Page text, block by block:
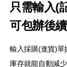
只需輸入(
可包辦後
輸入採購(進貨)單
庫存就能自動減少